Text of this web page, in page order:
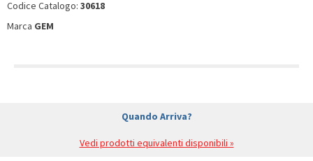
Codice Catalogo: 30618
Marca GEM
Quando Arriva?
Vedi prodotti equivalenti disponibili »